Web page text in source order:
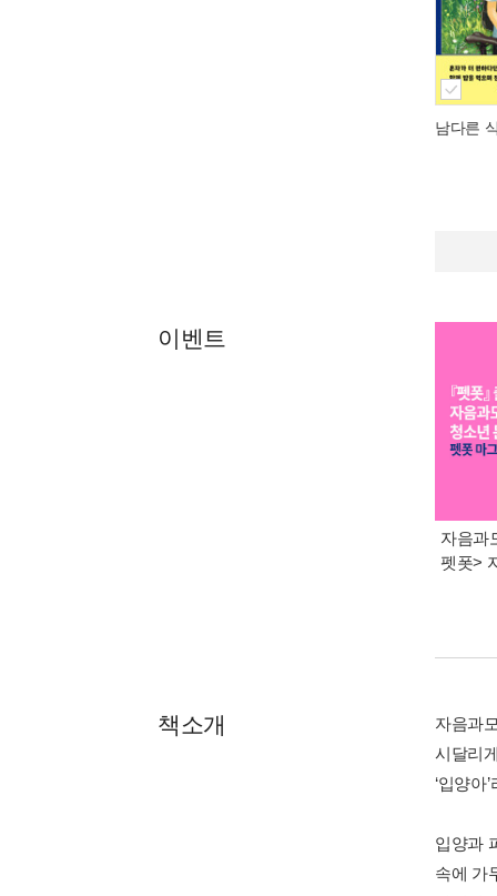
남다른
이벤트
자음과
펫폿>
책소개
자음과
시달리
‘입양아
입양과
속에 가